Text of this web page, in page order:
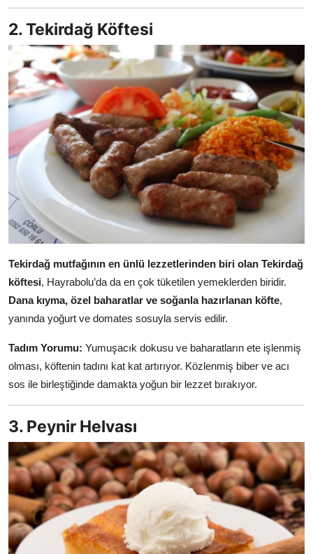
2. Tekirdağ Köftesi
Tekirdağ mutfağının en ünlü lezzetlerinden biri olan Tekirdağ
köftesi, Hayrabolu’da da en çok tüketilen yemeklerden biridir.
Dana kıyma, özel baharatlar ve soğanla hazırlanan köfte,
yanında yoğurt ve domates sosuyla servis edilir.
Tadım Yorumu: Yumuşacık dokusu ve baharatların ete işlenmiş
olması, köftenin tadını kat kat artırıyor. Közlenmiş biber ve acı
sos ile birleştiğinde damakta yoğun bir lezzet bırakıyor.
3. Peynir Helvası